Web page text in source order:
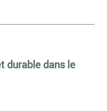
durable dans le